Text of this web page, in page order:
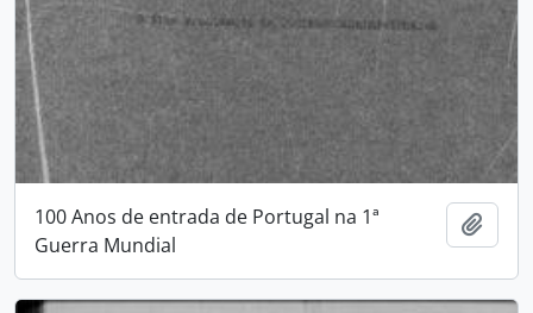
100 Anos de entrada de Portugal na 1ª
Guerra Mundial